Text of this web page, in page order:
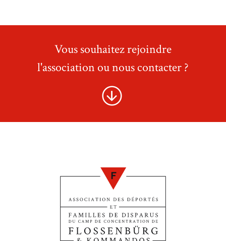
Vous souhaitez rejoindre
l'association ou nous contacter ?